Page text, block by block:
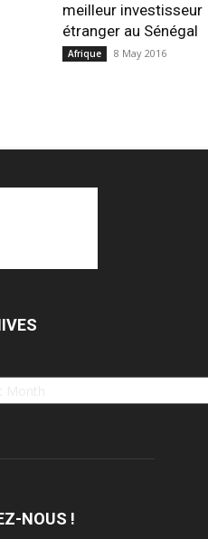
meilleur investisseur
étranger au Sénégal
Afrique 8 May 2016
NOUS !